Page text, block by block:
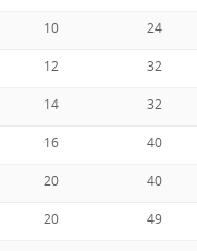
10 24
12 32
14 32
16 40
20 40
20 49